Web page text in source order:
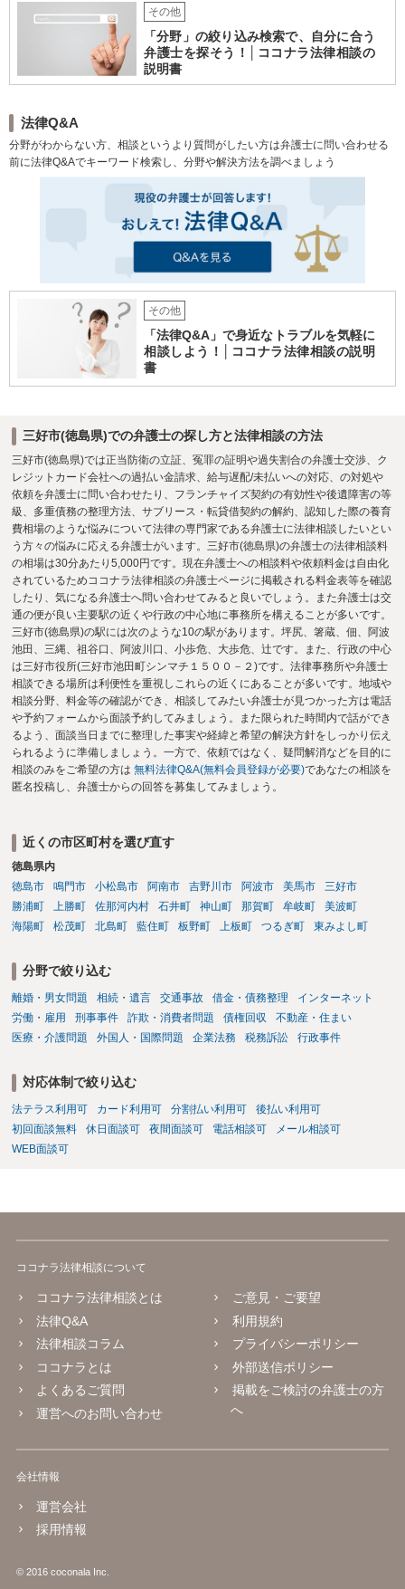
索します。まずはお気軽にご
相談ください。
その他
「分野」の絞り込み検索で、自分に合う
弁護士を探そう！│ココナラ法律相談の
説明書
法律Q&A
分野がわからない方、相談というより質問がしたい方は弁護士に問い合わせる
前に法律Q&Aでキーワード検索し、分野や解決方法を調べましょう
その他
「法律Q&A」で身近なトラブルを気軽に
相談しよう！│ココナラ法律相談の説明
書
三好市(徳島県)での弁護士の探し方と法律相談の方法
三好市(徳島県)では正当防衛の立証、冤罪の証明や過失割合の弁護士交渉、ク
レジットカード会社への過払い金請求、給与遅配/未払いへの対応、の対処や
依頼を弁護士に問い合わせたり、フランチャイズ契約の有効性や後遺障害の等
級、多重債務の整理方法、サブリース・転貸借契約の解約、認知した際の養育
費相場のような悩みについて法律の専門家である弁護士に法律相談したいとい
う方々の悩みに応える弁護士がいます。三好市(徳島県)の弁護士の法律相談料
の相場は30分あたり5,000円です。現在弁護士への相談料や依頼料金は自由化
されているためココナラ法律相談の弁護士ページに掲載される料金表等を確認
したり、気になる弁護士へ問い合わせてみると良いでしょう。また弁護士は交
通の便が良い主要駅の近くや行政の中心地に事務所を構えることが多いです。
三好市(徳島県)の駅には次のような10の駅があります。坪尻、箸蔵、佃、阿波
池田、三縄、祖谷口、阿波川口、小歩危、大歩危、辻です。また、行政の中心
は三好市役所(三好市池田町シンマチ１５００－２)です。法律事務所や弁護士
相談できる場所は利便性を重視しこれらの近くにあることが多いです。地域や
相談分野、料金等の確認ができ、相談してみたい弁護士が見つかった方は電話
や予約フォームから面談予約してみましょう。また限られた時間内で話ができ
るよう、面談当日までに整理した事実や経緯と希望の解決方針をしっかり伝え
られるように準備しましょう。一方で、依頼ではなく、疑問解消などを目的に
相談のみをご希望の方は 無料法律Q&A(無料会員登録が必要)であなたの相談を
匿名投稿し、弁護士からの回答を募集してみましょう。
近くの市区町村を選び直す
徳島県内
徳島市
鳴門市 小松島市 阿南市 吉野川市 阿波市 美馬市
三好市
勝浦町
上勝町 佐那河内村 石井町 神山町 那賀町 牟岐町
美波町
海陽町
松茂町 北島町 藍住町 板野町 上板町 つるぎ町 東みよし町
分野で絞り込む
離婚・男女問題 相続・遺言 交通事故 借金・債務整理
インターネット
労働・雇用
刑事事件 詐欺・消費者問題 債権回収
不動産・住まい
医療・介護問題
外国人・国際問題 企業法務 税務訴訟 行政事件
対応体制で絞り込む
法テラス利用可 カード利用可 分割払い利用可
後払い利用可
初回面談無料
休日面談可 夜間面談可 電話相談可
メール相談可
WEB面談可
ココナラ法律相談について
ココナラ法律相談とは
法律Q&A
法律相談コラム
ココナラとは
よくあるご質問
運営へのお問い合わせ
ご意見・ご要望
利用規約
プライバシーポリシー
外部送信ポリシー
掲載をご検討の弁護士の方
へ
会社情報
運営会社
採用情報
© 2016 coconala Inc.